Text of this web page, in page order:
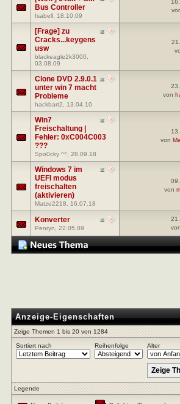
Bus Controller
Isabell , 18.10.09
[Frage] zu
Cracks...keygens
usw
blackeagle2k3000
03.08.09
Clone DVD 2.9.0.1
unter win 7 macht
Probleme
hackbart2 , 13.04.10
von
Win7
Freischaltung |
Fehler: 0xC004C003
???
Spo0cky ^^ , 28.09.18
von
Windows 7 im
UEFI modus
freischalten
(aktivieren)
Matze2218 , 16.07.18
von
Konverter
Penryn , 22.05.09
von
Anzeige-Eigenschaften
Zeige Themen 1 bis 20 von 1284
Sortiert nach Reihenfolge Alter
Legende